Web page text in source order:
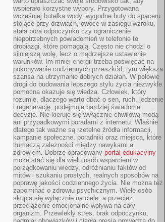
wspierało korzystne wybory. Przygotowana
wcześniej butelka wody, wygodne buty do spaceru
stojące przy drzwiach, owoce w zasięgu wzroku,
stała pora odpoczynku czy ograniczenie
niepotrzebnych powiadomień w telefonie to
drobiazgi, które pomagają. Często nie chodzi o
silniejszą wolę, lecz o mądrzejsze ustawienie
warunków. Im mniej energii trzeba poświęcać na
pokonywanie codziennych przeszkód, tym większa
szansa na utrzymanie dobrych działań. W połowie
drogi do budowania lepszego stylu życia niezwykle
pomocna okazuje się wiedza. Człowiek, który
rozumie, dlaczego warto dbać o sen, ruch, jedzenie
i regenerację, podejmuje bardziej świadome
decyzje. Nie kieruje się wyłącznie chwilową modą
ani przypadkowymi poradami z internetu. Właśnie
dlatego tak ważne są rzetelne źródła informacji,
kampanie społeczne, poradniki oraz miejsca, które
tłumaczą zależności między nawykami a
zdrowiem. Dobrze opracowany portal edukacyjny
może stać się dla wielu osób wsparciem w
porządkowaniu wiedzy, odróżnianiu faktów od
mitów i szukaniu prostych, realnych sposobów na
poprawę jakości codziennego życia. Nie można też
zapominać o zdrowiu psychicznym. Wiele osób
skupia się wyłącznie na ciele, a przecież
przeciążenie emocjonalne wpływa na cały
organizm. Przewlekły stres, brak odpoczynku,